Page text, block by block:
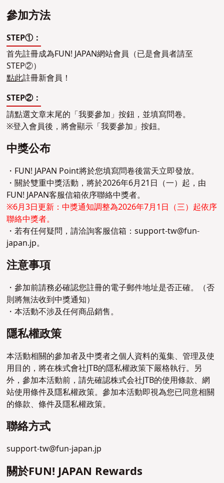
參加方法
STEP①：
首先註冊成為FUN! JAPAN網站會員（已是會員者請至
STEP②）
點此註冊新會員！
STEP②：
請點選文章末尾的「我要參加」按鈕，並填寫問卷。
※登入會員後，將會顯示「我要參加」按鈕。
中獎公布
・FUN! JAPAN Point將於您填寫問卷後當天立即發放。
・關於雙重中獎活動，將於2026年6月21日（一）起，由
FUN! JAPAN客服信箱依序聯絡中獎者。
※6月3日更新：中獎通知調整為2026年7月1日（三）起依序
聯絡中獎者。
・若有任何疑問，請洽詢客服信箱：support-tw@fun-
japan.jp。
注意事項
・參加前請務必確認您註冊的電子郵件地址是否正確。（否
則將無法收到中獎通知）
・本活動不涉及任何商品銷售。
隱私權政策
本活動相關的參加者及中獎者之個人資料的蒐集、管理及使
用目的，將在株式會社JTB的隱私權政策下嚴格執行。另
外，參加本活動前，請先確認株式会社JTB的使用條款、網
站使用條件及隱私權政策。參加本活動即視為您已同意相關
的條款、條件及隱私權政策。
聯絡方式
support-tw@fun-japan.jp
關於FUN! JAPAN Rewards